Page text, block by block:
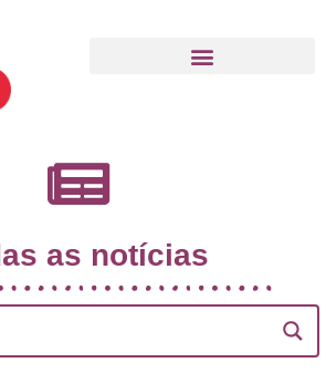
as notícias